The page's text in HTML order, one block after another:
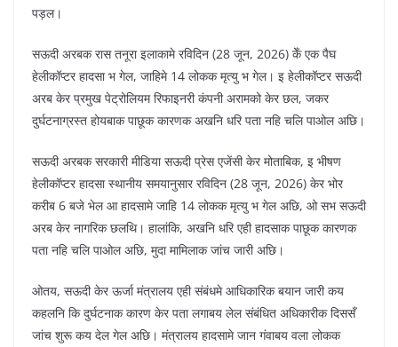
पड़ल।
सऊदी अरबक रास तनूरा इलाकामे रविदिन (28 जून, 2026) केँ एक पैघ
हेलीकॉप्टर हादसा भ गेल, जाहिमे 14 लोकक मृत्यु भ गेल। इ हेलीकॉप्टर सऊदी
अरब केर प्रमुख पेट्रोलियम रिफाइनरी कंपनी अरामको केर छल, जकर
दुर्घटनाग्रस्त होयबाक पाछूक कारणक अखनि धरि पता नहि चलि पाओल अछि।
सऊदी अरबक सरकारी मीडिया सऊदी प्रेस एजेंसी केर मोताबिक, इ भीषण
हेलीकॉप्टर हादसा स्थानीय समयानुसार रविदिन (28 जून, 2026) केर भोर
करीब 6 बजे भेल आ हादसामे जाहि 14 लोकक मृत्यु भ गेल अछि, ओ सभ सऊदी
अरब केर नागरिक छलथि। हालांकि, अखनि धरि एही हादसाक पाछूक कारणक
पता नहि चलि पाओल अछि, मुदा मामिलाक जांच जारी अछि।
ओतय, सऊदी केर ऊर्जा मंत्रालय एही संबंधमे आधिकारिक बयान जारी कय
कहलनि कि दुर्घटनाक कारण केर पता लगाबय लेल संबंधित अधिकारीक दिससँ
जांच शुरू कय देल गेल अछि। मंत्रालय हादसामे जान गंवाबय वला लोकक